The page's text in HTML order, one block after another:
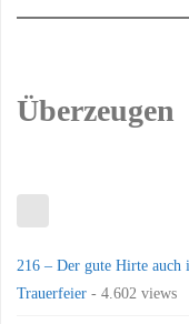
Überzeugen
216 – Der gute Hirte auch
Trauerfeier - 4.602 views